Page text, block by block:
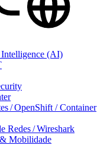
(AI)
/ OpenShift / Container
Redes / Wireshark
Mobilidade